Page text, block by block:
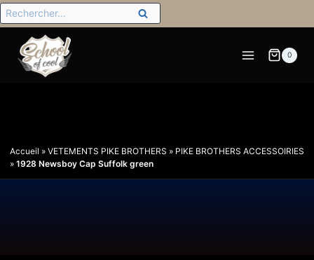
0
Accueil » VETEMENTS PIKE BROTHERS » PIKE BROTHERS ACCESSOIRIES
» 1928 Newsboy Cap Suffolk green